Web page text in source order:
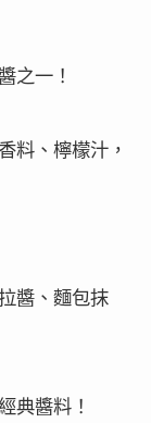
之一！
料、檸檬汁，
醬、麵包抹
典醬料！